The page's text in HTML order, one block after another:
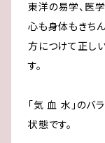
東洋の易学、医
心も身体もきち
方につけて正し
す。
「気 血 水」のバ
状態です。